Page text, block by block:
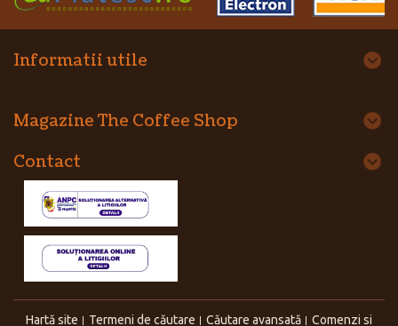
Informatii utile
Magazine The Coffee Shop
Contact
Hartă site Termeni de căutare Căutare avansată Comenzi si